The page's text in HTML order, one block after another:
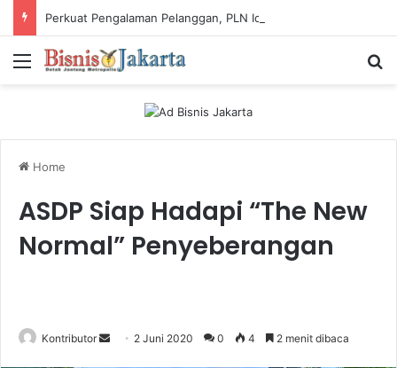
Menu
Home
ASDP Siap Hadapi “The New
Normal” Penyeberangan
Kontributor 2 Juni 2020 0 4 2 menit dibaca